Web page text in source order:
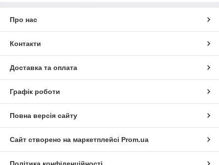
Про нас
Контакти
Доставка та оплата
Графік роботи
Повна версія сайту
Сайт створено на маркетплейсі Prom.ua